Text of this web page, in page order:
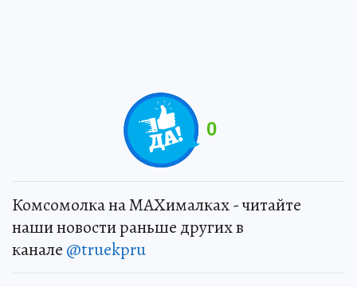
0
Комсомолка на MAXималках - читайте
наши новости раньше других в
канале @truekpru